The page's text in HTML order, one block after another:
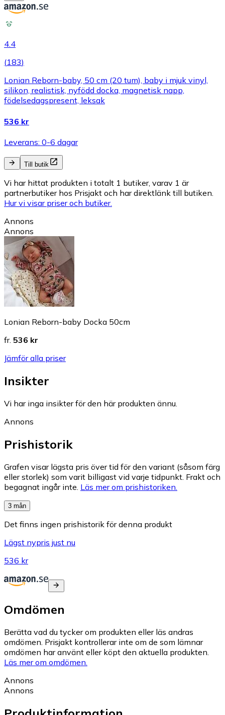
4.4
(183)
Lonian Reborn-baby, 50 cm (20 tum), baby i mjuk vinyl,
silikon, realistisk, nyfödd docka, magnetisk napp,
födelsedagspresent, leksak
536 kr
Leverans: 0-6 dagar
Till butik
Vi har hittat produkten i totalt 1 butiker, varav 1 är
partnerbutiker hos Prisjakt och har direktlänk till butiken.
Hur vi visar priser och butiker.
Annons
Annons
Lonian Reborn-baby Docka 50cm
fr. 536 kr
Jämför alla priser
Insikter
Vi har inga insikter för den här produkten ännu.
Annons
Prishistorik
Grafen visar lägsta pris över tid för den variant (såsom färg
eller storlek) som varit billigast vid varje tidpunkt. Frakt och
begagnat ingår inte. Läs mer om prishistoriken.
3 mån
Det finns ingen prishistorik för denna produkt
Lägst nypris just nu
536 kr
Omdömen
Berätta vad du tycker om produkten eller läs andras
omdömen. Prisjakt kontrollerar inte om de som lämnar
omdömen har använt eller köpt den aktuella produkten.
Läs mer om omdömen.
Annons
Annons